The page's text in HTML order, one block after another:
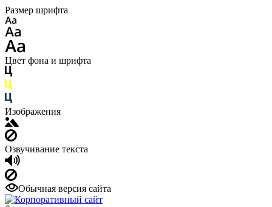
Размер шрифта
Цвет фона и шрифта
Изображения
Озвучивание текста
Обычная версия сайта